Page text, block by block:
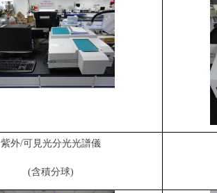
紫外/可見光分光光譜儀
(含積分球)